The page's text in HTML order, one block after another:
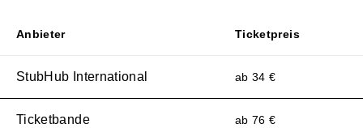
Anbieter Ticketpreis
StubHub International ab 34 €
Ticketbande ab 76 €